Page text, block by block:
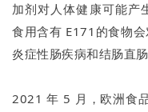
加剂对人体健康可能产
食用含有 E171的食物
炎症性肠疾病和结肠直肠
2021 年 5 月，欧洲食